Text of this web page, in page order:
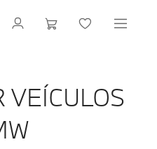
VEÍCULOS